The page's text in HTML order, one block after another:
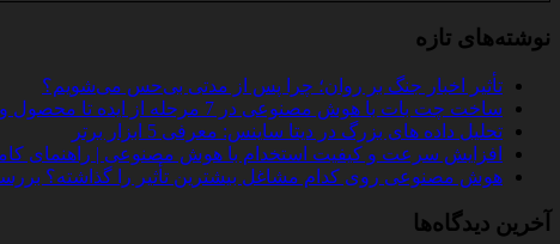
نوشته‌های تازه
تأثیر اخبار جنگ بر روان؛ چرا پس از مدتی بی‌حس می‌شویم؟
ساخت چت‌ بات با هوش مصنوعی در 7 مرحله از ایده تا محصول واقعی
تحلیل داده‌ های بزرگ در دیتا ساینس: معرفی 5 ابزار برتر
افزایش سرعت و کیفیت استخدام با هوش مصنوعی | راهنمای کامل
هوش مصنوعی روی کدام مشاغل بیشترین تأثیر را گذاشته؟ بررسی
آخرین دیدگاه‌ها